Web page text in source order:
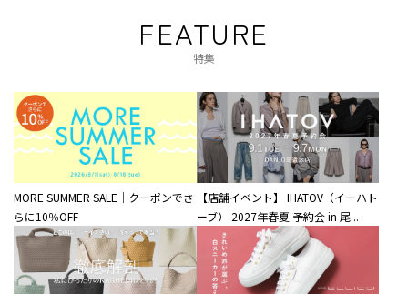
FEATURE
特集
MORE SUMMER SALE｜クーポンでさ
らに10％OFF
【店舗イベント】 IHATOV（イーハト
ーブ） 2027年春夏 予約会 in 尾...